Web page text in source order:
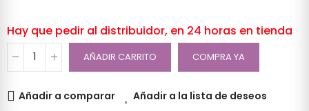
Hay que pedir al distribuidor, en 24 horas en tienda
AÑADIR CARRITO COMPRA YA
Añadir a comparar Añadir a la lista de deseos